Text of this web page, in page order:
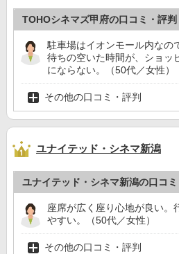
TOHOシネマズ甲府の口コミ・評判
駐車場はイオンモール内なの
待ちの空いた時間が、ショッ
にならない。（50代／女性）
その他の口コミ・評判
ユナイテッド・シネマ新潟
ユナイテッド・シネマ新潟の口コミ
座席が広く座り心地が良い。
やすい。（50代／女性）
その他の口コミ・評判